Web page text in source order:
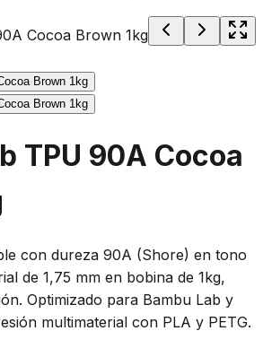
TPU 90A Cocoa
con dureza 90A (Shore) en tono
de 1,75 mm en bobina de 1kg,
Optimizado para Bambu Lab y
multimaterial con PLA y PETG.